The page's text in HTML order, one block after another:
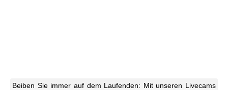
Beiben Sie immer auf dem Laufenden: Mit unseren Livecams